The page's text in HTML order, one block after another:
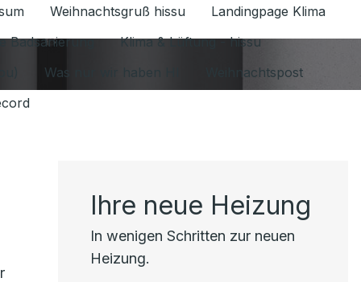
Datenschutz 1.6.2026 umschalten
Weihnachtsgruß hissu
Landingpage Klima
Badsanierung
Klima & Lüftung - hissu
Was nur wir haben HI
Weihnachtspost
Ihre neue Heizung
In wenigen Schritten zur neuen
Heizung.